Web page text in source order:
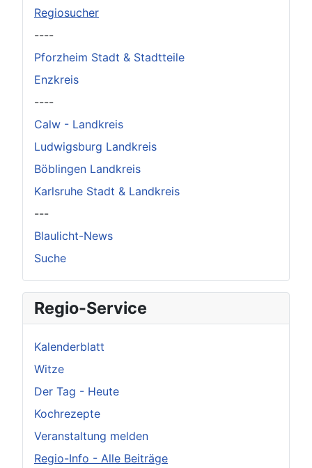
Regiosucher
----
Pforzheim Stadt & Stadtteile
Enzkreis
----
Calw - Landkreis
Ludwigsburg Landkreis
Böblingen Landkreis
Karlsruhe Stadt & Landkreis
---
Blaulicht-News
Suche
Regio-Service
Kalenderblatt
Witze
Der Tag - Heute
Kochrezepte
Veranstaltung melden
Regio-Info - Alle Beiträge